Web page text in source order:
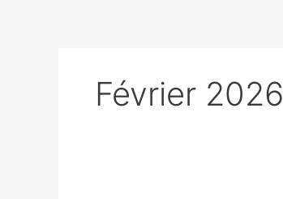
Février 2026